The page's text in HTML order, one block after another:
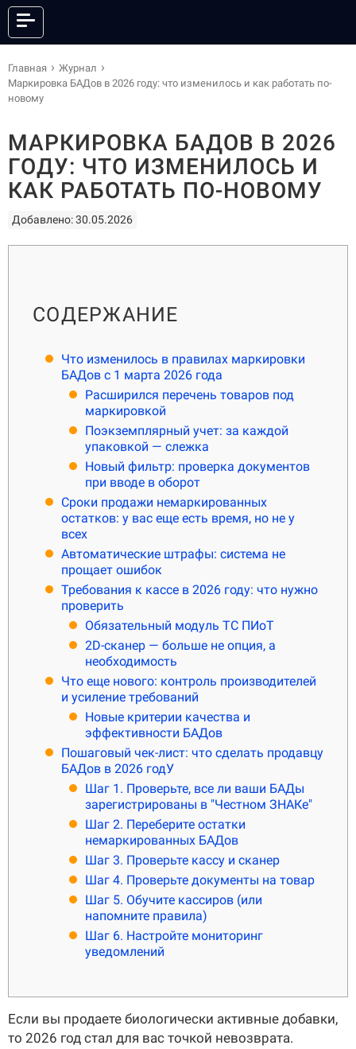
КАТАЛОГ
ОНЛАЙН КАССЫ
ФИСКАЛЬНЫЕ РЕГИСТРАТОРЫ
АНДРОИД СМАРТ-ТЕРМИНАЛЫ
POS-СИСТЕМЫ
ПРИНТЕРЫ ЭТИКЕТОК
ПРИНТЕРЫ ЧЕКОВ
О КОМПАНИИ
Подробнее о компании «POScenter» - одном из лидеров в сфере
производства кассового и весового оборудования.
СЕРВИСНЫЕ ЦЕНТРЫ
АДРЕСА МАГАЗИНОВ
ОТЗЫВЫ О НАС
СЕРТИФИКАТЫ ВАКАНСИИ
ПОЛЕЗНЫЕ РЕСУРСЫ
Самая актуальная и необходимая информация о нововведениях и
технической составляющей ассортимента «POScenter».
+7 (495) 518-94-41 info@poscenter.ru
Главная
Журнал
Маркировка БАДов в 2026 году: что изменилось и как работать по-
новому
МАРКИРОВКА БАДОВ В 2026
ГОДУ: ЧТО ИЗМЕНИЛОСЬ И
КАК РАБОТАТЬ ПО-НОВОМУ
Добавлено: 30.05.2026
СОДЕРЖАНИЕ
Что изменилось в правилах маркировки
БАДов с 1 марта 2026 года
Расширился перечень товаров под
маркировкой
Поэкземплярный учет: за каждой
упаковкой — слежка
Новый фильтр: проверка документов
при вводе в оборот
Сроки продажи немаркированных
остатков: у вас еще есть время, но не у
всех
Автоматические штрафы: система не
прощает ошибок
Требования к кассе в 2026 году: что нужно
проверить
Обязательный модуль ТС ПИоТ
2D-сканер — больше не опция, а
необходимость
Что еще нового: контроль производителей
и усиление требований
Новые критерии качества и
эффективности БАДов
Пошаговый чек-лист: что сделать продавцу
БАДов в 2026 годУ
Шаг 1. Проверьте, все ли ваши БАДы
зарегистрированы в "Честном ЗНАКе"
Шаг 2. Переберите остатки
немаркированных БАДов
Шаг 3. Проверьте кассу и сканер
Шаг 4. Проверьте документы на товар
Шаг 5. Обучите кассиров (или
напомните правила)
Шаг 6. Настройте мониторинг
уведомлений
Если вы продаете биологически активные добавки,
то 2026 год стал для вас точкой невозврата.